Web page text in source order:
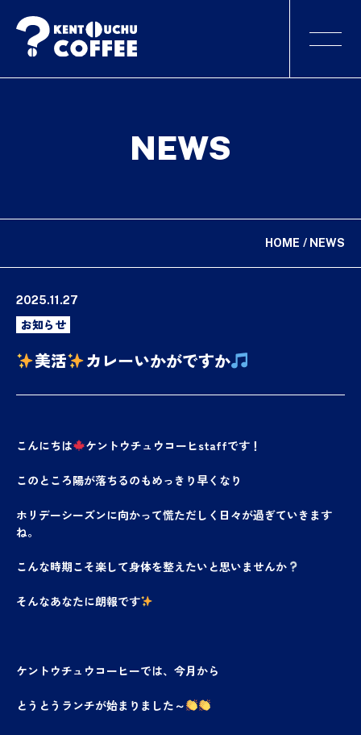
NEWS
HOME NEWS
2025.11.27
お知らせ
美活 カレーいかがですか
こんにちは ケントウチュウコーヒstaffです！
このところ陽が落ちるのもめっきり早くなり
ホリデーシーズンに向かって慌ただしく日々が過ぎていきます
ね。
こんな時期こそ楽して身体を整えたいと思いませんか
そんなあなたに朗報です
ケントウチュウコーヒーでは、今月から
とうとうランチが始まりました～